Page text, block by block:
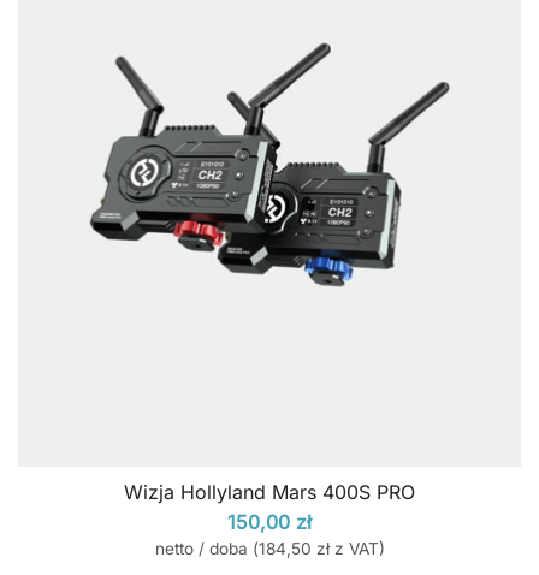
Wizja Hollyland Mars 400S PRO
150,00 zł
netto / doba (184,50 złz VAT)